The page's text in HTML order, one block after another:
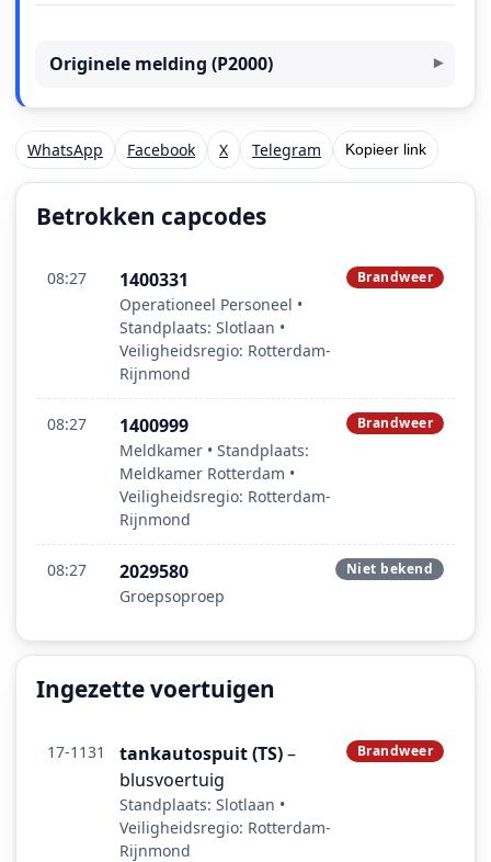
Originele melding (P2000)
WhatsApp Facebook X Telegram Kopieer link
Betrokken capcodes
08:27 1400331
Operationeel Personeel •
Standplaats: Slotlaan •
Veiligheidsregio: Rotterdam-
Rijnmond
Brandweer
08:27 1400999
Meldkamer • Standplaats:
Meldkamer Rotterdam •
Veiligheidsregio: Rotterdam-
Rijnmond
Brandweer
08:27 2029580
Groepsoproep
Niet bekend
Ingezette voertuigen
17-1131 tankautospuit (TS)–
blusvoertuig
Standplaats: Slotlaan •
Veiligheidsregio: Rotterdam-
Rijnmond
Brandweer